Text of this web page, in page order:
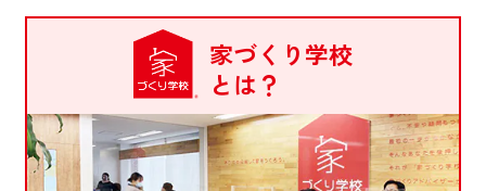
家づくり学校
とは？